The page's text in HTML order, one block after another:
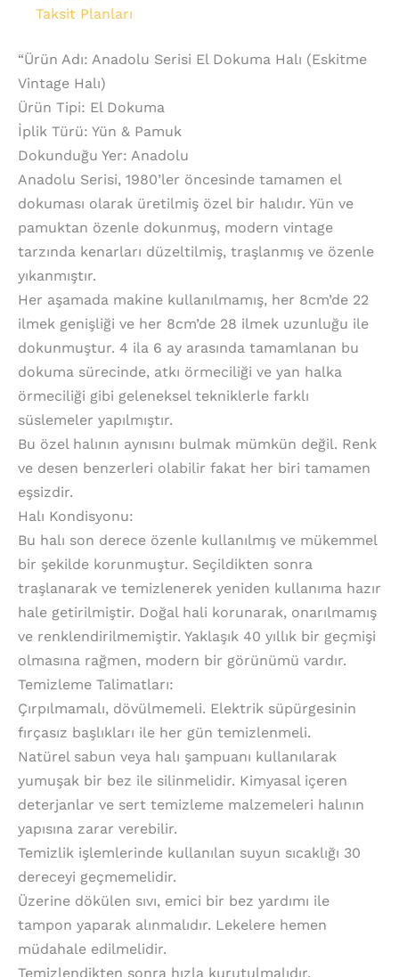
Taksit Planları
“Ürün Adı: Anadolu Serisi El Dokuma Halı (Eskitme
Vintage Halı)
Ürün Tipi: El Dokuma
İplik Türü: Yün & Pamuk
Dokunduğu Yer: Anadolu
Anadolu Serisi, 1980’ler öncesinde tamamen el
dokuması olarak üretilmiş özel bir halıdır. Yün ve
pamuktan özenle dokunmuş, modern vintage
tarzında kenarları düzeltilmiş, traşlanmış ve özenle
yıkanmıştır.
Her aşamada makine kullanılmamış, her 8cm’de 22
ilmek genişliği ve her 8cm’de 28 ilmek uzunluğu ile
dokunmuştur. 4 ila 6 ay arasında tamamlanan bu
dokuma sürecinde, atkı örmeciliği ve yan halka
örmeciliği gibi geleneksel tekniklerle farklı
süslemeler yapılmıştır.
Bu özel halının aynısını bulmak mümkün değil. Renk
ve desen benzerleri olabilir fakat her biri tamamen
eşsizdir.
Halı Kondisyonu:
Bu halı son derece özenle kullanılmış ve mükemmel
bir şekilde korunmuştur. Seçildikten sonra
traşlanarak ve temizlenerek yeniden kullanıma hazır
hale getirilmiştir. Doğal hali korunarak, onarılmamış
ve renklendirilmemiştir. Yaklaşık 40 yıllık bir geçmişi
olmasına rağmen, modern bir görünümü vardır.
Temizleme Talimatları:
Çırpılmamalı, dövülmemeli. Elektrik süpürgesinin
fırçasız başlıkları ile her gün temizlenmeli.
Natürel sabun veya halı şampuanı kullanılarak
yumuşak bir bez ile silinmelidir. Kimyasal içeren
deterjanlar ve sert temizleme malzemeleri halının
yapısına zarar verebilir.
Temizlik işlemlerinde kullanılan suyun sıcaklığı 30
dereceyi geçmemelidir.
Üzerine dökülen sıvı, emici bir bez yardımı ile
tampon yaparak alınmalıdır. Lekelere hemen
müdahale edilmelidir.
Temizlendikten sonra hızla kurutulmalıdır.